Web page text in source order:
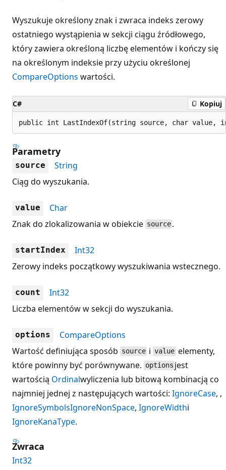
Wyszukuje określony znak i zwraca indeks zerowy
ostatniego wystąpienia w sekcji ciągu źródłowego,
który zawiera określoną liczbę elementów i kończy się
na określonym indeksie przy użyciu określonej
CompareOptions wartości.
C# Kopiuj
public int LastIndexOf(string source, char value,
Parametry
source
String
Ciąg do wyszukania.
value
Char
Znak do zlokalizowania w obiekcie source .
startIndex
Int32
Zerowy indeks początkowy wyszukiwania wstecznego.
count
Int32
Liczba elementów w sekcji do wyszukania.
options
CompareOptions
Wartość definiująca sposób source ivalueelementy,
które powinny być porównywane. options jest
wartością Ordinalwyliczenia lub bitową kombinacją co
najmniej jednej z następujących wartości: IgnoreCase, ,
IgnoreSymbolsIgnoreNonSpace, IgnoreWidthi
IgnoreKanaType.
Zwraca
Int32